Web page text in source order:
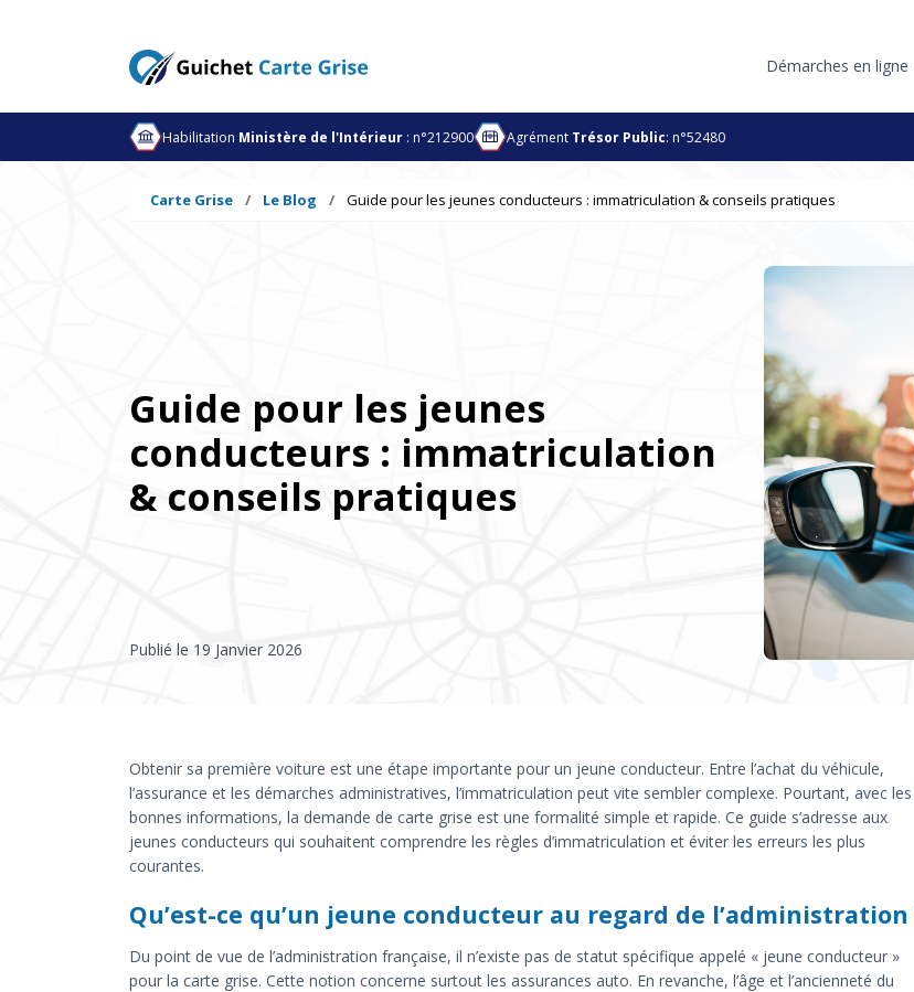
Démarches en ligne
Habilitation Ministère de l'Intérieur : n°212900 Agrément Trésor Public: n°52480
Carte Grise Le Blog Guide pour les jeunes conducteurs : immatriculation & conseils pratiques
Guide pour les jeunes
conducteurs : immatriculation
& conseils pratiques
Publié le 19 Janvier 2026
Obtenir sa première voiture est une étape importante pour un jeune conducteur. Entre l’achat du véhicule,
l’assurance et les démarches administratives, l’immatriculation peut vite sembler complexe. Pourtant, avec les
bonnes informations, la demande de carte grise est une formalité simple et rapide. Ce guide s’adresse aux
jeunes conducteurs qui souhaitent comprendre les règles d’immatriculation et éviter les erreurs les plus
courantes.
Qu’est-ce qu’un jeune conducteur au regard de l’administration
Du point de vue de l’administration française, il n’existe pas de statut spécifique appelé « jeune conducteur »
pour la carte grise. Cette notion concerne surtout les assurances auto. En revanche, l’âge et l’ancienneté du